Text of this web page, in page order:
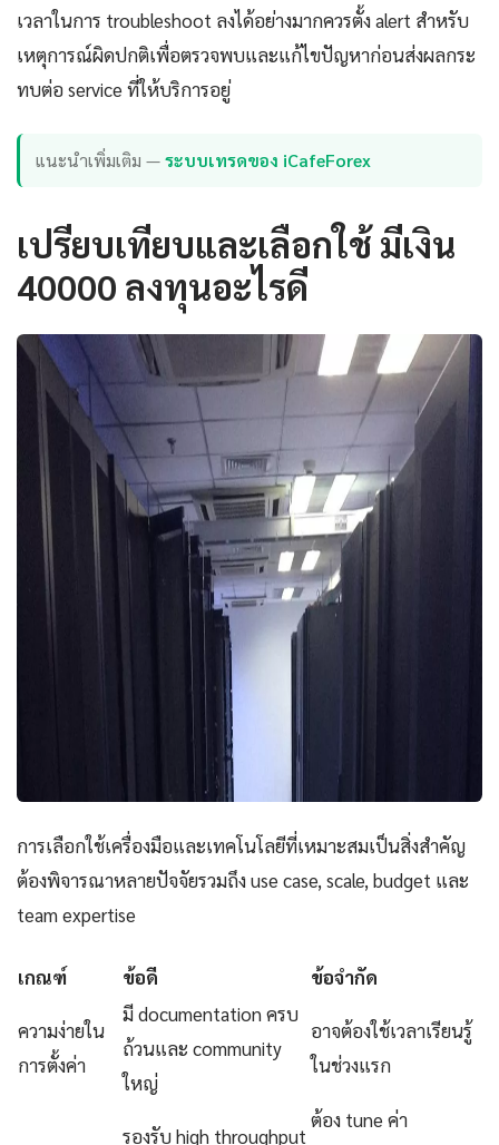
เวลาในการ troubleshoot ลงได้อย่างมากควรตั้ง alert สำหรับ
เหตุการณ์ผิดปกติเพื่อตรวจพบและแก้ไขปัญหาก่อนส่งผลกระ
ทบต่อ service ที่ให้บริการอยู่
แนะนำเพิ่มเติม —ระบบเทรดของ iCafeForex
เปรียบเทียบและเลือกใช้ มีเงิน
40000 ลงทุนอะไรดี
การเลือกใช้เครื่องมือและเทคโนโลยีที่เหมาะสมเป็นสิ่งสำคัญ
ต้องพิจารณาหลายปัจจัยรวมถึง use case, scale, budget และ
team expertise
เกณฑ์ ข้อดี ข้อจำกัด
ความง่ายใน
การตั้งค่า
มี documentation ครบ
ถ้วนและ community
ใหญ่
อาจต้องใช้เวลาเรียนรู้
ในช่วงแรก
รองรับ high throughput
ต้อง tune ค่า